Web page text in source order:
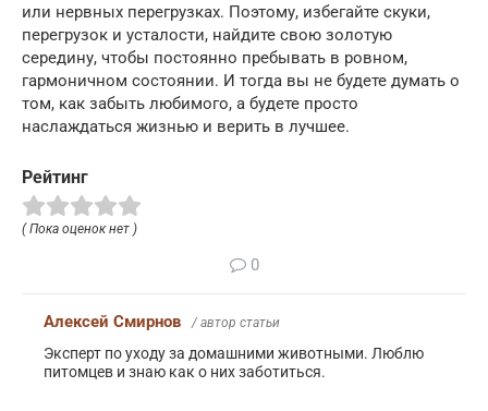
или нервных перегрузках. Поэтому, избегайте скуки,
перегрузок и усталости, найдите свою золотую
середину, чтобы постоянно пребывать в ровном,
гармоничном состоянии. И тогда вы не будете думать о
том, как забыть любимого, а будете просто
наслаждаться жизнью и верить в лучшее.
Рейтинг
( Пока оценок нет )
0
Алексей Смирнов / автор статьи
Эксперт по уходу за домашними животными. Люблю
питомцев и знаю как о них заботиться.